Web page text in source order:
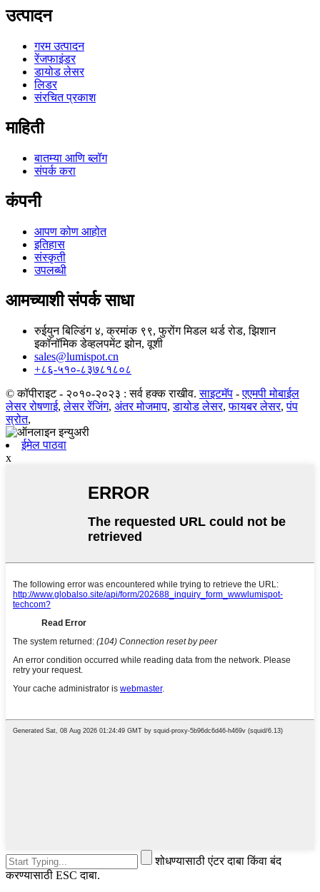
उत्पादन
गरम उत्पादन
रेंजफाइंडर
डायोड लेसर
लिडर
संरचित प्रकाश
माहिती
बातम्या आणि ब्लॉग
संपर्क करा
कंपनी
आपण कोण आहोत
इतिहास
संस्कृती
उपलब्धी
आमच्याशी संपर्क साधा
रुईयुन बिल्डिंग ४, क्रमांक ९९, फुरोंग मिडल थर्ड रोड, झिशान
इकॉनॉमिक डेव्हलपमेंट झोन, वूशी
sales@lumispot.cn
+८६-५१०-८३७८१८०८
© कॉपीराइट - २०१०-२०२३ : सर्व हक्क राखीव. साइटमॅप -एएमपी मोबाईल
लेसर रोषणाई,लेसर रेंजिंग, अंतर मोजमाप,डायोड लेसर,फायबर लेसर,पंप
स्रोत,
ईमेल पाठवा
x
शोधण्यासाठी एंटर दाबा किंवा बंद
करण्यासाठी ESC दाबा.